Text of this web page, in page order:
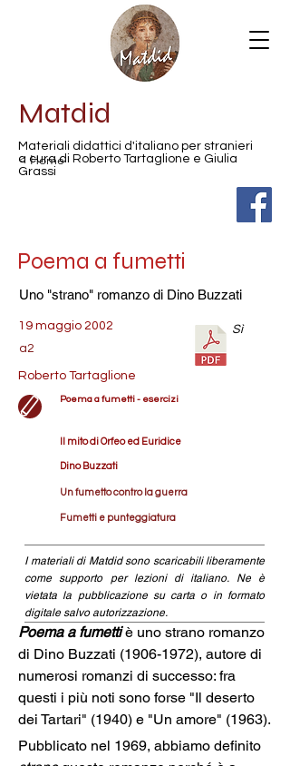
Matdid
Materiali didattici d'italiano per stranieri
a cura di Roberto Tartaglione e Giulia
Grassi
< Home
Poema a fumetti
Uno "strano" romanzo di Dino Buzzati
19 maggio 2002
a2
Roberto Tartaglione
Sì
Poema a fumetti - esercizi
Il mito di Orfeo ed Euridice
Dino Buzzati
Un fumetto contro la guerra
Fumetti e punteggiatura
I materiali di Matdid sono scaricabili liberamente
come supporto per lezioni di italiano. Ne è
vietata la pubblicazione su carta o in formato
digitale salvo autorizzazione.
Poema a fumetti è uno strano romanzo
di Dino Buzzati (1906-1972), autore di
numerosi romanzi di successo: fra
questi i più noti sono forse "Il deserto
dei Tartari" (1940) e "Un amore" (1963).
Pubblicato nel 1969, abbiamo definito